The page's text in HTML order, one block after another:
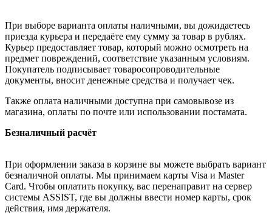
При выборе варианта оплаты наличными, вы дожидаетесь
приезда курьера и передаёте ему сумму за товар в рублях.
Курьер предоставляет товар, который можно осмотреть на
предмет повреждений, соответствие указанным условиям.
Покупатель подписывает товаросопроводительные
документы, вносит денежные средства и получает чек.
Также оплата наличными доступна при самовывозе из
магазина, оплаты по почте или использовании постамата.
Безналичный расчёт
При оформлении заказа в корзине вы можете выбрать вариант
безналичной оплаты. Мы принимаем карты Visa и Master
Card. Чтобы оплатить покупку, вас перенаправит на сервер
системы ASSIST, где вы должны ввести номер карты, срок
действия, имя держателя.